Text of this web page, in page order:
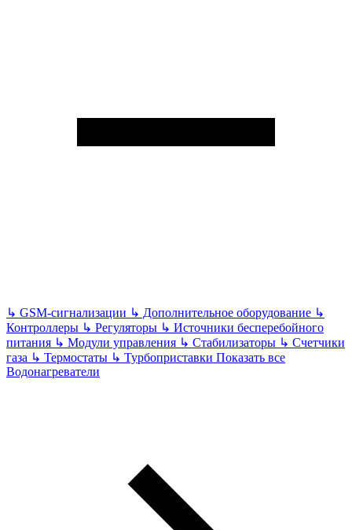
↳ GSM-сигнализации ↳ Дополнительное оборудование ↳
Контроллеры ↳ Регуляторы ↳ Источники бесперебойного
питания ↳ Модули управления ↳ Стабилизаторы ↳ Счетчики
газа ↳ Термостаты ↳ Турбоприставки Показать все
Водонагреватели